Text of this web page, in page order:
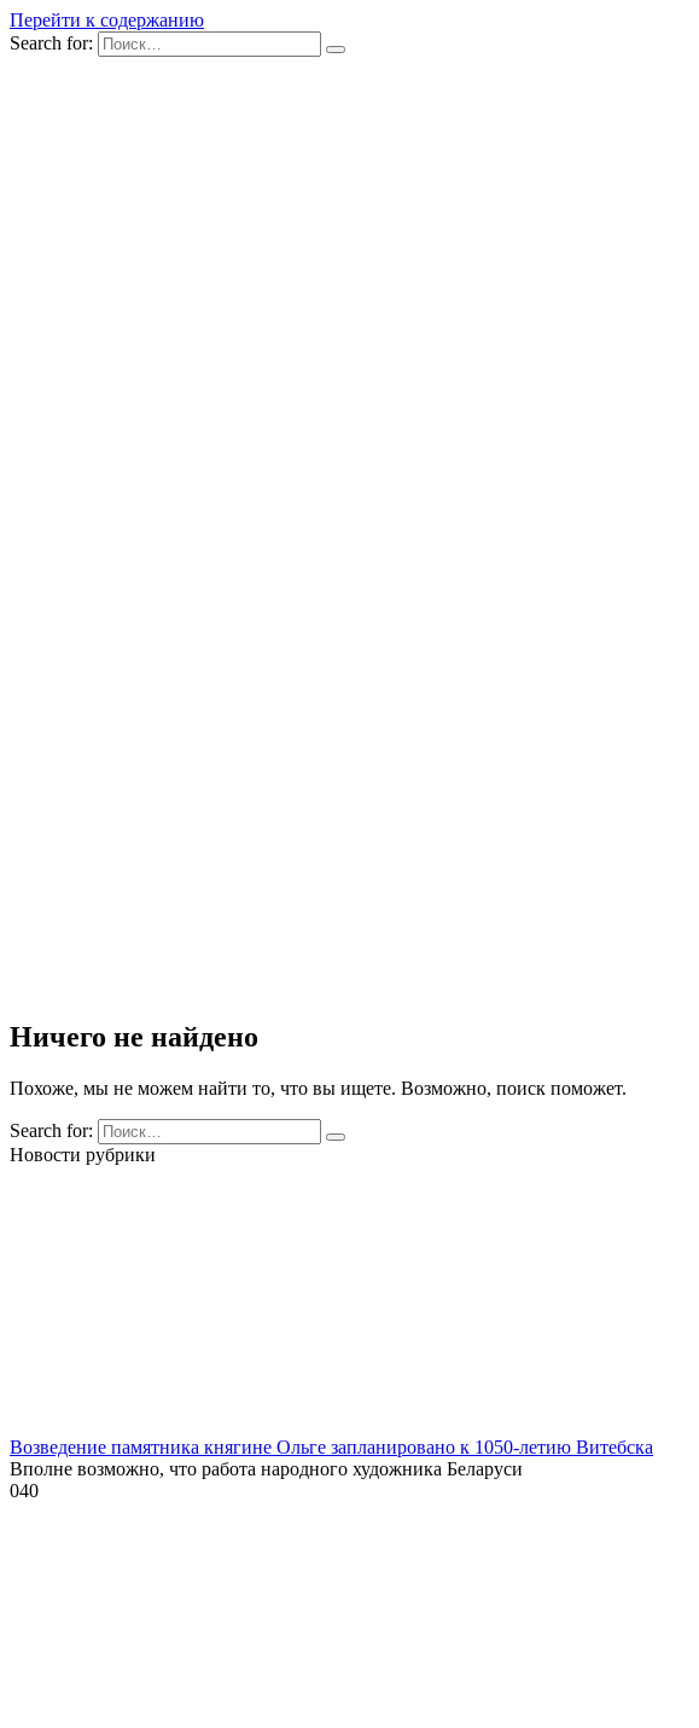
Перейти к содержанию
Search for:
Ничего не найдено
Похоже, мы не можем найти то, что вы ищете. Возможно, поиск поможет.
Search for:
Новости рубрики
Возведение памятника княгине Ольге запланировано к 1050-летию Витебска
Вполне возможно, что работа народного художника Беларуси
040